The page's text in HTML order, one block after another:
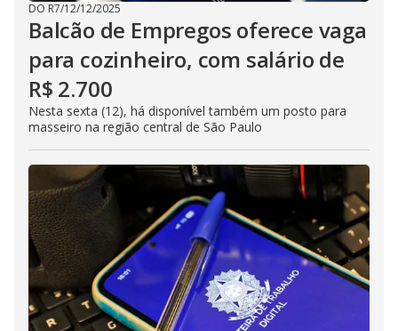
DO R7/12/12/2025
Balcão de Empregos oferece vaga
para cozinheiro, com salário de
R$ 2.700
Nesta sexta (12), há disponível também um posto para
masseiro na região central de São Paulo